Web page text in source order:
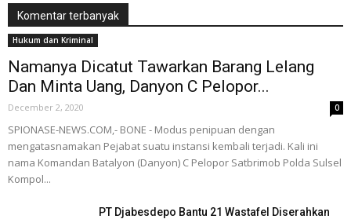
Komentar terbanyak
Hukum dan Kriminal
Namanya Dicatut Tawarkan Barang Lelang
Dan Minta Uang, Danyon C Pelopor...
December 2, 2020 0
SPIONASE-NEWS.COM,- BONE - Modus penipuan dengan
mengatasnamakan Pejabat suatu instansi kembali terjadi. Kali ini
nama Komandan Batalyon (Danyon) C Pelopor Satbrimob Polda Sulsel
Kompol...
PT Djabesdepo Bantu 21 Wastafel Diserahkan